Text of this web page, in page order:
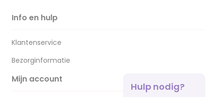
Info en hulp
Klantenservice
Bezorginformatie
Mijn account
Hulp nodig?